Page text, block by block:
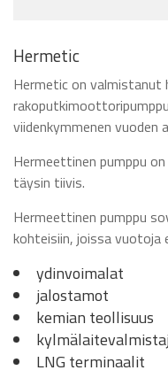
Hermetic
Hermetic on valmistanut
viidenkymmenen vuoden
Hermeettinen pumppu
täysin tiivis.
Hermeettinen pumppu
kohteisiin, joissa vuotoja
ydinvoimalat
jalostamot
kemian teollisuus
LNG terminaalit